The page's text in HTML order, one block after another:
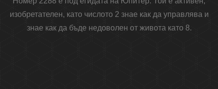
изобретателен, като числото 2 знае как да управлява и
знае как да бъде недоволен от живота като 8.